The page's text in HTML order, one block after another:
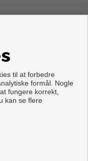
alle rettigheder.
til at forbedre
formål. Nogle
fungere korrekt,
kan se flere